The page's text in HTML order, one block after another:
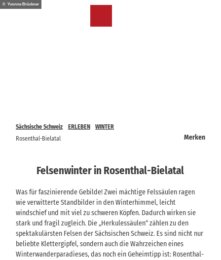
Z© Yvonne Brückner
Sächsische Schweiz ERLEBEN
WINTER
Rosenthal-Bielatal
Merken
Felsenwinter in Rosenthal-Bielatal
Was für faszinierende Gebilde! Zwei mächtige Felssäulen ragen
wie verwitterte Standbilder in den Winterhimmel, leicht
windschief und mit viel zu schweren Köpfen. Dadurch wirken sie
stark und fragil zugleich. Die „Herkulessäulen“ zählen zu den
spektakulärsten Felsen der Sächsischen Schweiz. Es sind nicht nur
beliebte Klettergipfel, sondern auch die Wahrzeichen eines
Winterwanderparadieses, das noch ein Geheimtipp ist: Rosenthal-